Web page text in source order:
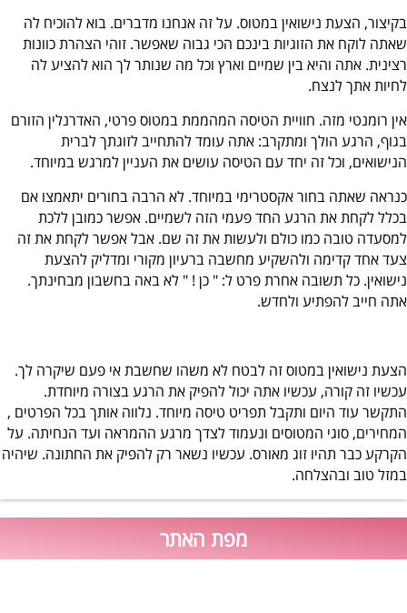
בקיצור, הצעת נישואין במטוס. על זה אנחנו מדברים. בוא להוכיח לה
שאתה לוקח את הזוגיות בינכם הכי גבוה שאפשר. זוהי הצהרת כוונות
רצינית. אתה והיא בין שמיים וארץ וכל מה שנותר לך הוא להציע לה
לחיות אתך לנצח.
אין רומנטי מזה. חוויית הטיסה המהממת במטוס פרטי, האדרנלין הזורם
בגוף, הרגע הולך ומתקרב: אתה עומד להתחייב לזוגתך לברית
הנישואים, וכל זה יחד עם הטיסה עושים את העניין למרגש במיוחד.
כנראה שאתה בחור אקסטרימי במיוחד. לא הרבה בחורים יתאמצו אם
בכלל לקחת את הרגע החד פעמי הזה לשמיים. אפשר כמובן ללכת
למסעדה טובה כמו כולם ולעשות את זה שם. אבל אפשר לקחת את זה
צעד אחד קדימה ולהשקיע מחשבה ברעיון מקורי ומדליק להצעת
נישואין. כל תשובה אחרת פרט ל: " כן ! " לא באה בחשבון מבחינתך.
אתה חייב להפתיע ולחדש.
הצעת נישואין במטוס זה לבטח לא משהו שחשבת אי פעם שיקרה לך.
עכשיו זה קורה, עכשיו אתה יכול להפיק את הרגע בצורה מיוחדת.
התקשר עוד היום ותקבל תפריט טיסה מיוחד. נלווה אותך בכל הפרטים ,
המחירים, סוגי המטוסים ונעמוד לצדך מרגע ההמראה ועד הנחיתה. על
הקרקע כבר תהיו זוג מאורס. עכשיו נשאר רק להפיק את החתונה. שיהיה
במזל טוב ובהצלחה.
מפת האתר